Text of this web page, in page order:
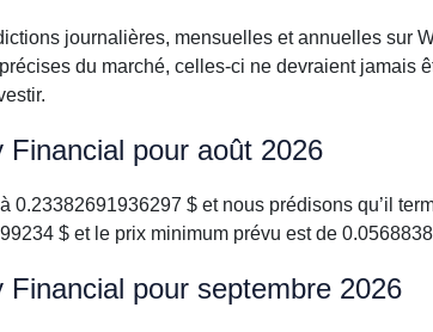
journalières, mensuelles et annuelles sur
du marché, celles-ci ne devraient jamais
pour août 2026
$ et nous prédisons qu’il
$ et le prix minimum prévu est de
pour septembre 2026